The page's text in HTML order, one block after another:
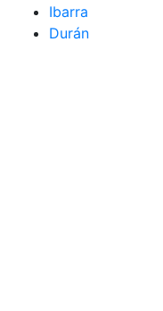
Ibarra
Durán